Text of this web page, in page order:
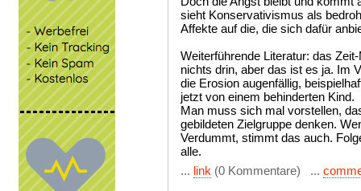
sieht Konservativismus als
Affekte auf die, die sich dafür
Weiterführende Literatur: das
nichts drin, aber das ist es ja. Im
die Erosion augenfällig,
jetzt von einem behinderten Kind.
Man muss sich mal vorstellen,
gebildeten Zielgruppe denken.
Verdummt, stimmt das auch.
alle.
... link (0 Kommentare) ...